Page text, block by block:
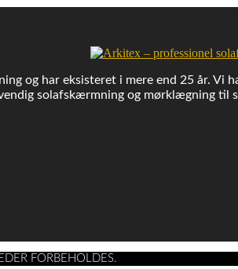
og har eksisteret i mere end 25 år.
solafskærmning og mørklægning til
FORBEHOLDES.